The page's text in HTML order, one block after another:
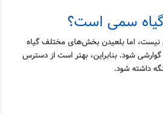
سمی است؟
اما بلعیدن بخش‌های مختلف گیاه
شود. بنابراین، بهتر است از دسترس
داشته شود.